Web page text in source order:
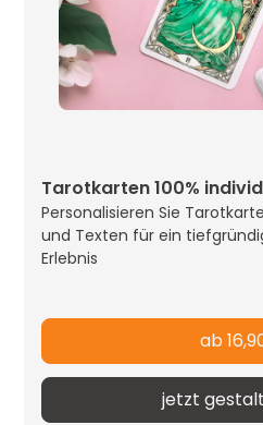
Tarotkarten 100%
Personalisieren Sie
und Texten für ein
Erlebnis
ab
jetzt